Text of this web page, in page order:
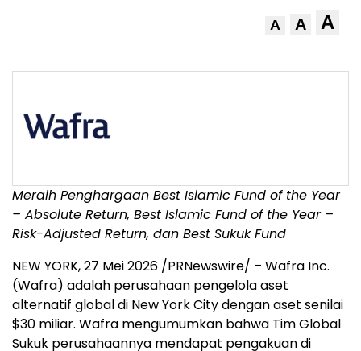
A A A
Meraih Penghargaan Best Islamic Fund of the Year
– Absolute Return, Best Islamic Fund of the Year –
Risk-Adjusted Return, dan Best Sukuk Fund
NEW YORK,27 Mei 2026 /PRNewswire/ – Wafra Inc.
(Wafra) adalah perusahaan pengelola aset
alternatif global di New York City dengan aset senilai
$30 miliar. Wafra mengumumkan bahwa Tim Global
Sukuk perusahaannya mendapat pengakuan di